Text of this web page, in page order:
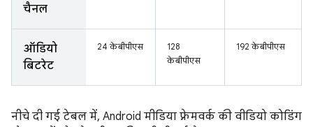
चैनल
ऑडियो
बिटरेट
24 केबीपीएस
128
केबीपीएस
192 केबीपीएस
नीचे दी गई टेबल में, Android मीडिया फ़्रेमवर्क की वीडियो कोडिंग